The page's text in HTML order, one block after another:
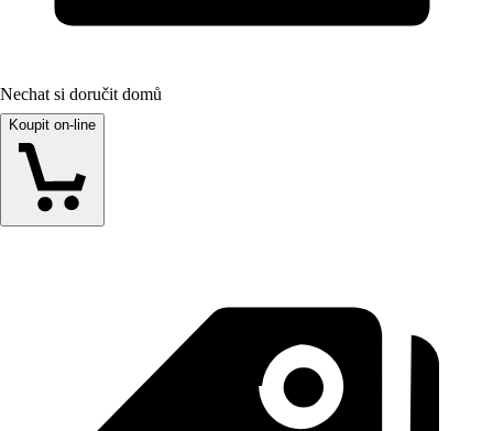
Nechat si doručit domů
Koupit on-line